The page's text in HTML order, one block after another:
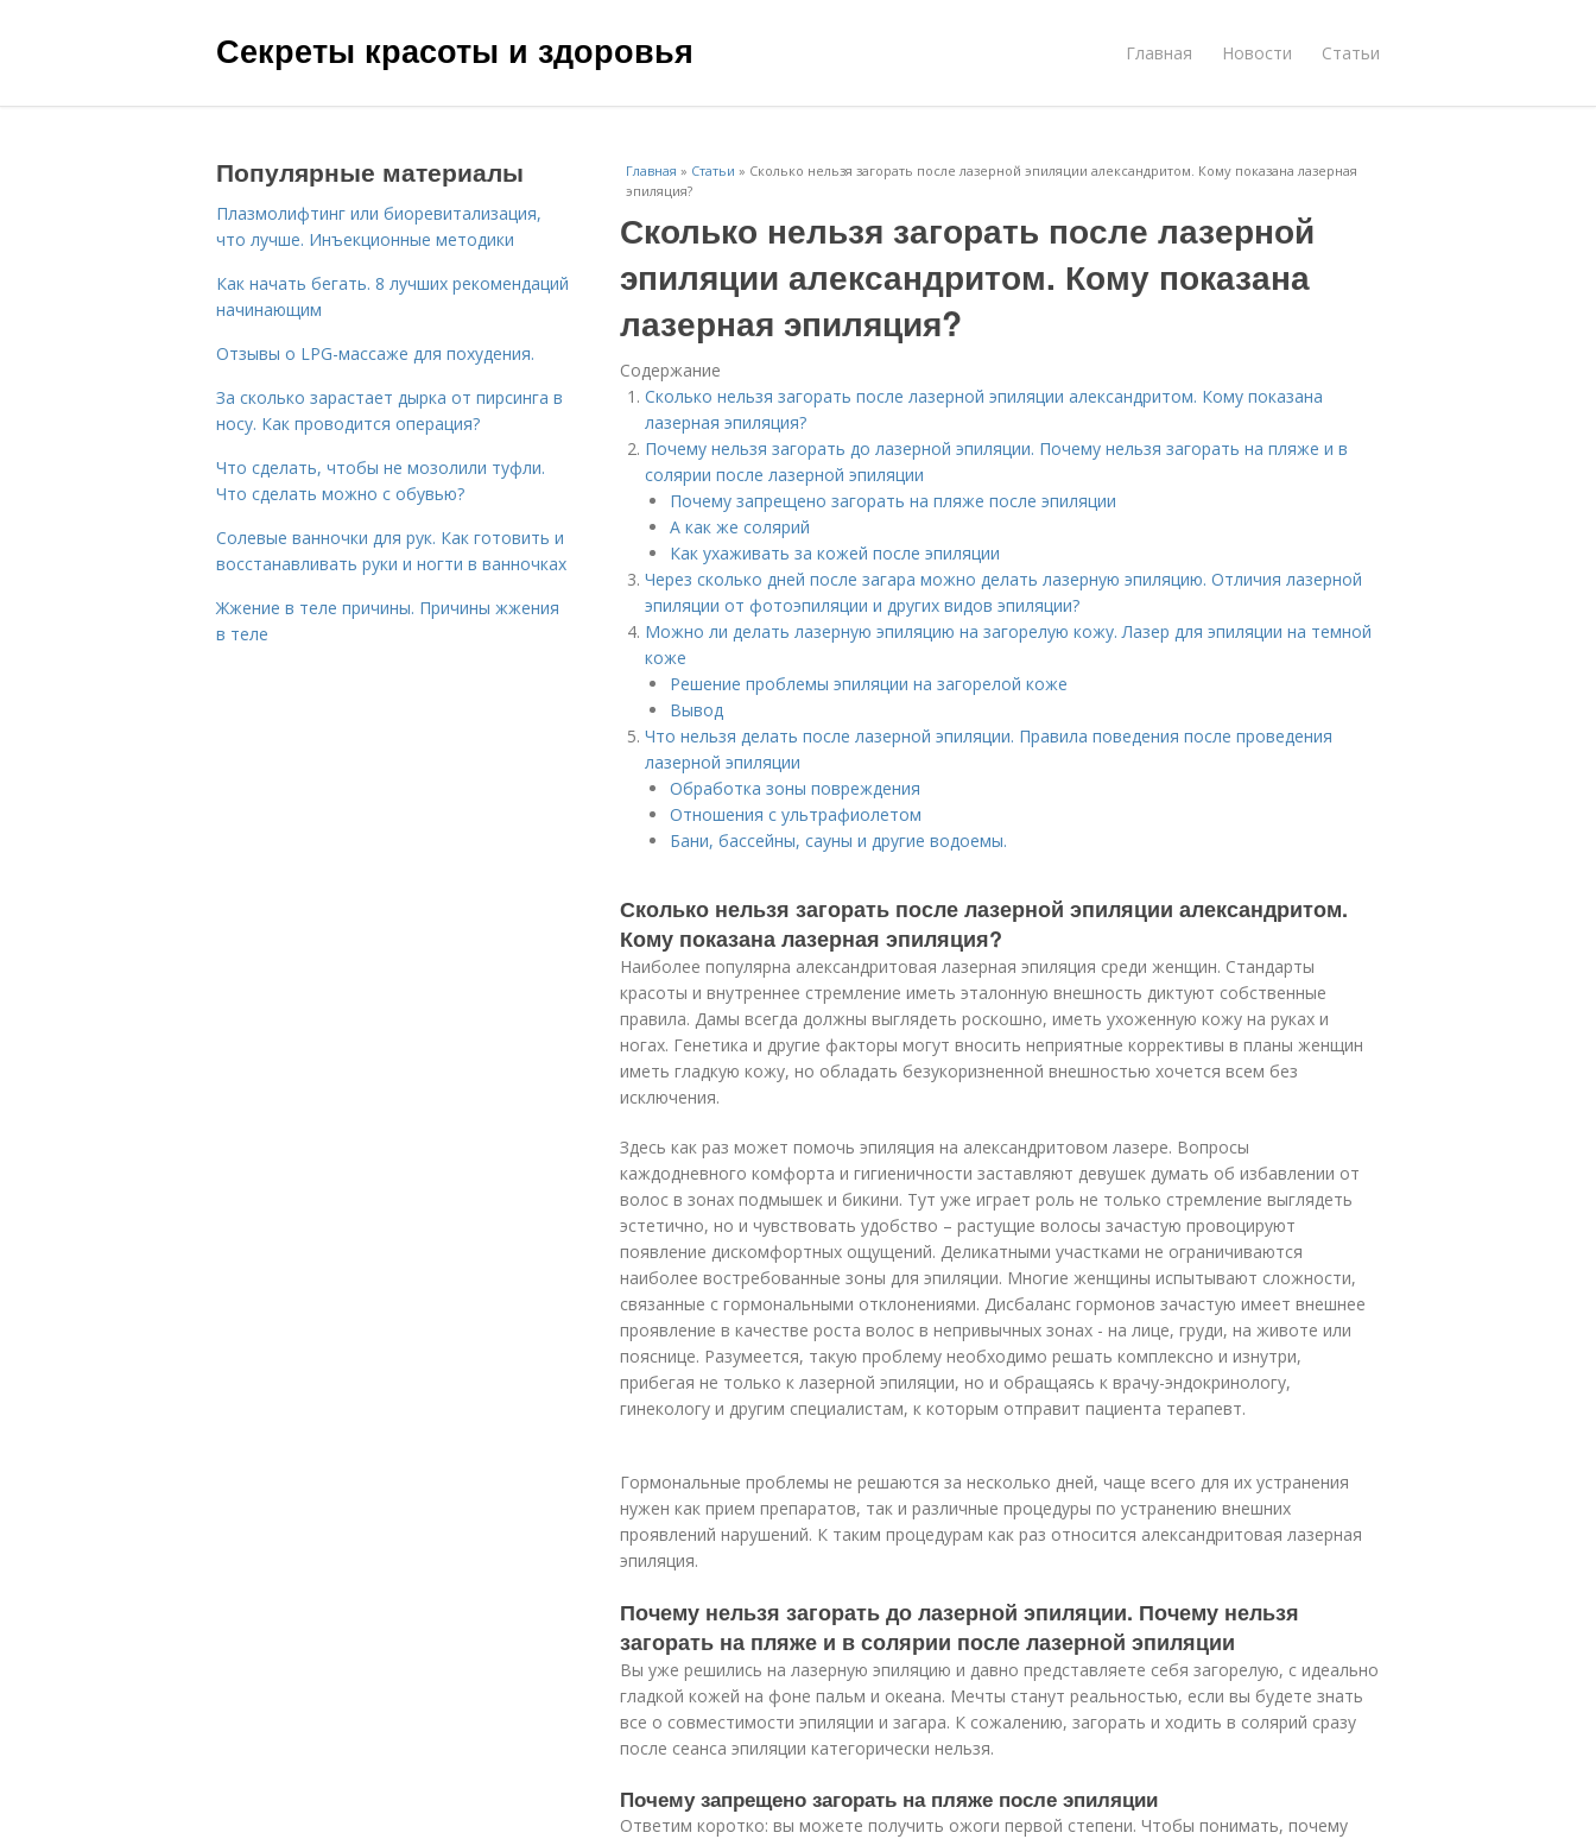
Секреты красоты и здоровья Главная Новости Статьи
Главная » Статьи » Сколько нельзя загорать после лазерной эпиляции александритом. Кому показана лазерная
эпиляция?
Сколько нельзя загорать после лазерной
эпиляции александритом. Кому показана
лазерная эпиляция?
Содержание
Сколько нельзя загорать после лазерной эпиляции александритом. Кому показана
лазерная эпиляция?
Почему нельзя загорать до лазерной эпиляции. Почему нельзя загорать на пляже и в
солярии после лазерной эпиляции
Почему запрещено загорать на пляже после эпиляции
А как же солярий
Как ухаживать за кожей после эпиляции
Через сколько дней после загара можно делать лазерную эпиляцию. Отличия лазерной
эпиляции от фотоэпиляции и других видов эпиляции?
Можно ли делать лазерную эпиляцию на загорелую кожу. Лазер для эпиляции на темной
коже
Решение проблемы эпиляции на загорелой коже
Вывод
Что нельзя делать после лазерной эпиляции. Правила поведения после проведения
лазерной эпиляции
Обработка зоны повреждения
Отношения с ультрафиолетом
Бани, бассейны, сауны и другие водоемы.
Сколько нельзя загорать после лазерной эпиляции александритом.
Кому показана лазерная эпиляция?
Наиболее популярна александритовая лазерная эпиляция среди женщин. Стандарты
красоты и внутреннее стремление иметь эталонную внешность диктуют собственные
правила. Дамы всегда должны выглядеть роскошно, иметь ухоженную кожу на руках и
ногах. Генетика и другие факторы могут вносить неприятные коррективы в планы женщин
иметь гладкую кожу, но обладать безукоризненной внешностью хочется всем без
исключения.
Здесь как раз может помочь эпиляция на александритовом лазере. Вопросы
каждодневного комфорта и гигиеничности заставляют девушек думать об избавлении от
волос в зонах подмышек и бикини. Тут уже играет роль не только стремление выглядеть
эстетично, но и чувствовать удобство – растущие волосы зачастую провоцируют
появление дискомфортных ощущений. Деликатными участками не ограничиваются
наиболее востребованные зоны для эпиляции. Многие женщины испытывают сложности,
связанные с гормональными отклонениями. Дисбаланс гормонов зачастую имеет внешнее
проявление в качестве роста волос в непривычных зонах - на лице, груди, на животе или
пояснице. Разумеется, такую проблему необходимо решать комплексно и изнутри,
прибегая не только к лазерной эпиляции, но и обращаясь к врачу-эндокринологу,
гинекологу и другим специалистам, к которым отправит пациента терапевт.
Гормональные проблемы не решаются за несколько дней, чаще всего для их устранения
нужен как прием препаратов, так и различные процедуры по устранению внешних
проявлений нарушений. К таким процедурам как раз относится александритовая лазерная
эпиляция.
Почему нельзя загорать до лазерной эпиляции. Почему нельзя
загорать на пляже и в солярии после лазерной эпиляции
Вы уже решились на лазерную эпиляцию и давно представляете себя загорелую, с идеально
гладкой кожей на фоне пальм и океана. Мечты станут реальностью, если вы будете знать
все о совместимости эпиляции и загара. К сожалению, загорать и ходить в солярий сразу
после сеанса эпиляции категорически нельзя.
Почему запрещено загорать на пляже после эпиляции
Ответим коротко: вы можете получить ожоги первой степени. Чтобы понимать, почему
Популярные материалы
Плазмолифтинг или биоревитализация,
что лучше. Инъекционные методики
Как начать бегать. 8 лучших рекомендаций
начинающим
Отзывы о LPG-массаже для похудения.
За сколько зарастает дырка от пирсинга в
носу. Как проводится операция?
Что сделать, чтобы не мозолили туфли.
Что сделать можно с обувью?
Солевые ванночки для рук. Как готовить и
восстанавливать руки и ногти в ванночках
Жжение в теле причины. Причины жжения
в теле